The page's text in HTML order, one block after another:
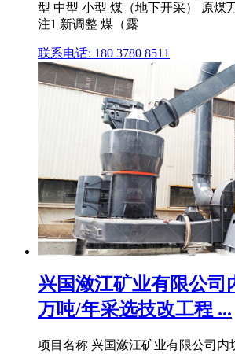
型 中型 小型 煤（地下开采） 原煤
注1 新调整 煤（露
联系电话: 180 3780 8511
兴国潋江矿业有限公司
万吨/年采选技改工程 ...
项目名称 兴国潋江矿业有限公司内